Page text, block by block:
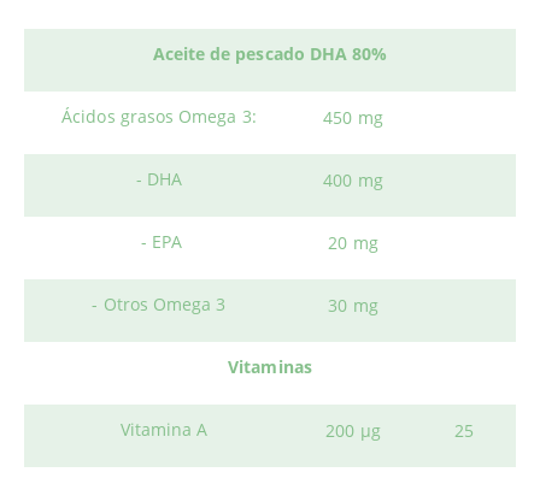
Aceite de pescado DHA 80%
Ácidos grasos Omega 3: 450 mg
- DHA 400 mg
- EPA 20 mg
- Otros Omega 3 30 mg
Vitaminas
Vitamina A 200 μg 25